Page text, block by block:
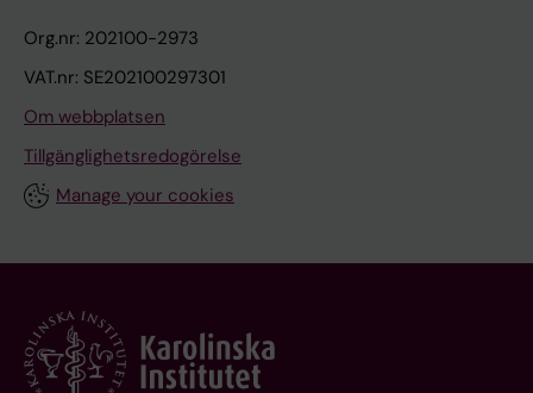
Org.nr: 202100-2973
VAT.nr: SE202100297301
Om webbplatsen
Tillgänglighetsredogörelse
Manage your cookies